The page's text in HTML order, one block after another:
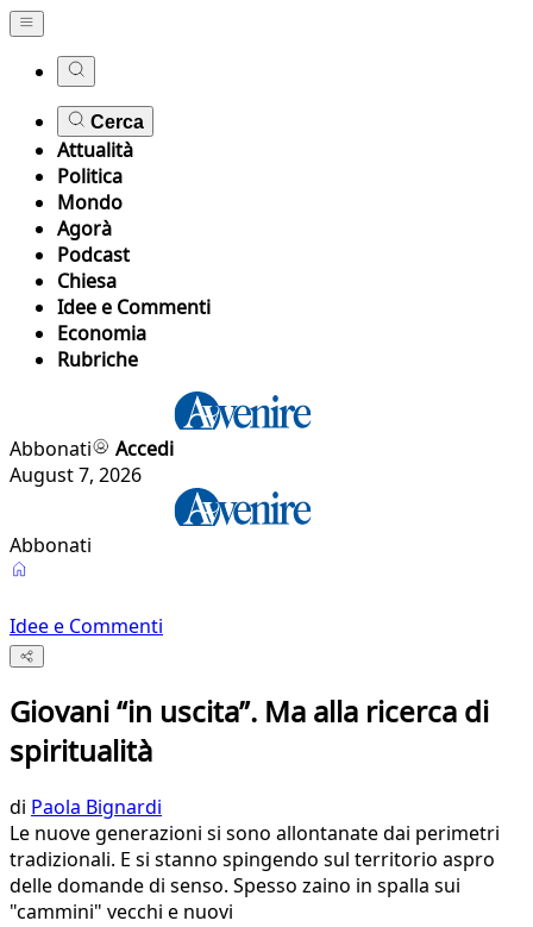
Cerca
Attualità
Politica
Mondo
Agorà
Podcast
Chiesa
Idee e Commenti
Economia
Rubriche
Abbonati
Accedi
August 7, 2026
Abbonati
Idee e Commenti
Giovani “in uscita”. Ma alla ricerca di
spiritualità
di Paola Bignardi
Le nuove generazioni si sono allontanate dai perimetri
tradizionali. E si stanno spingendo sul territorio aspro
delle domande di senso. Spesso zaino in spalla sui
"cammini" vecchi e nuovi